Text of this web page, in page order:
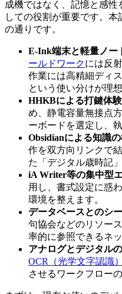
成機ではなく、記憶と感性
しての役割が重要です。
の通りです。
E-Ink端末と軽量ノー
ールドワークには反
作業には高精細ディ
という使い分けが理想
HHKBによる打鍵体
め、静電容量無接点
ーボードを選定し、
Obsidianによる知識
作を双方向リンクで
た「デジタル歳時記
iA Writer等の集中型
用し、書式設定に惑
環境を整えます。
データベースとのシ
句協会などのリソー
率的に参照できるネ
アナログとデジタル
OCR（光学文字認識）
させるワークフローの